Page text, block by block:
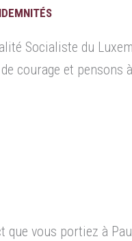
Socialiste du
courage et pensons
que vous portiez à